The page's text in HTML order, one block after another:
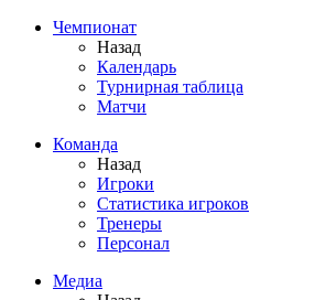
Чемпионат
Назад
Календарь
Турнирная таблица
Матчи
Команда
Назад
Игроки
Статистика игроков
Тренеры
Персонал
Медиа